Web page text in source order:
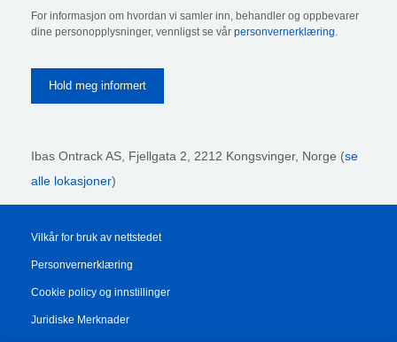
For informasjon om hvordan vi samler inn, behandler og oppbevarer
dine personopplysninger, vennligst se vår personvernerklæring.
Ibas Ontrack AS, Fjellgata 2, 2212 Kongsvinger, Norge (se
alle lokasjoner)
Vilkår for bruk av nettstedet
Personvernerklæring
Cookie policy og innstillinger
Juridiske Merknader